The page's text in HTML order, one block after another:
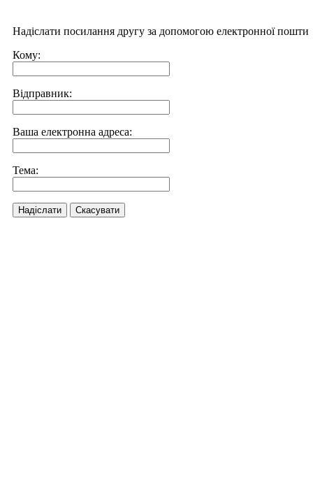
Надіслати посилання другу за допомогою електронної пошти
Кому:
Відправник:
Ваша електронна адреса:
Тема:
Надіслати Скасувати